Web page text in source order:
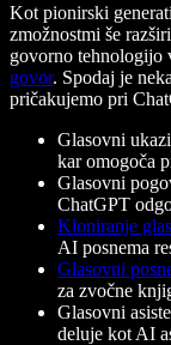
Kot pionirski
zmožnostmi še
govorno tehnologijo
govor. Spodaj je
pričakujemo pri
Glasovni
kar omogoča
Glasovni
ChatGPT
Kloniranje
AI posnema
Glasovni
za zvočne
Glasovni
deluje kot AI